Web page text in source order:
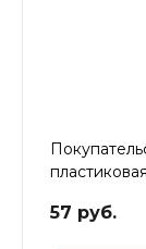
57 руб.